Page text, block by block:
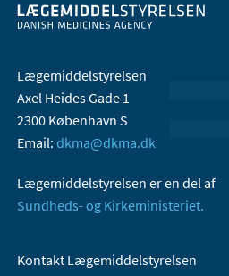
Lægemiddelstyrelsen
Axel Heides Gade 1
2300 København S
Email: dkma@dkma.dk
Lægemiddelstyrelsen er en del af
Sundheds- og Kirkeministeriet.
Kontakt Lægemiddelstyrelsen